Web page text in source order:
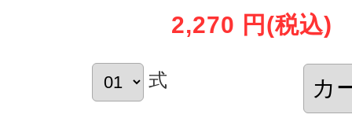
2,270 円 (税込)
式